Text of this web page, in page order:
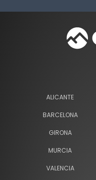
ALICANTE
BARCELONA
GIRONA
MURCIA
VALENCIA